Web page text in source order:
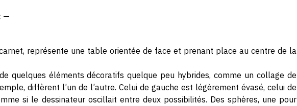
—
représente une table orientée de face et prenant place au centre de la
quelques éléments décoratifs quelque peu hybrides, comme un collage de
diffèrent l’un de l’autre. Celui de gauche est légèrement évasé, celui de
si le dessinateur oscillait entre deux possibilités. Des sphères, une pour